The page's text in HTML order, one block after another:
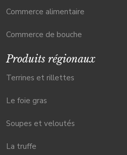
Commerce alimentaire
Commerce de bouche
Produits régionaux
Terrines et rillettes
Le foie gras
Soupes et veloutés
La truffe